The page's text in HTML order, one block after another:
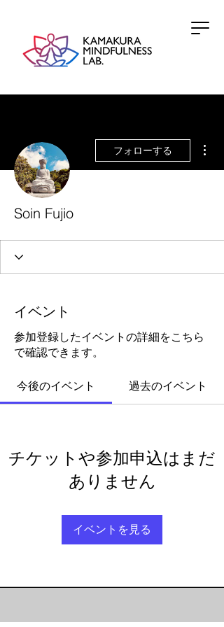
フォローする
Soin Fujio
イベント
参加登録したイベントの詳細をこちら
で確認できます。
今後のイベント 過去のイベント
チケットや参加申込はまだ
ありません
イベントを見る